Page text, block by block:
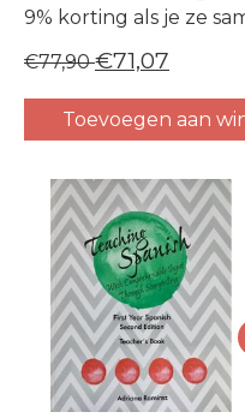
9% korting als je ze
€77,90€71,07
Toevoegen aan
Carrousel van